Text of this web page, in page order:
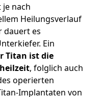
je nach
Heilungsverlauf
dauert es
Ein
Titan ist die
, folglich auch
operierten
Implantaten von